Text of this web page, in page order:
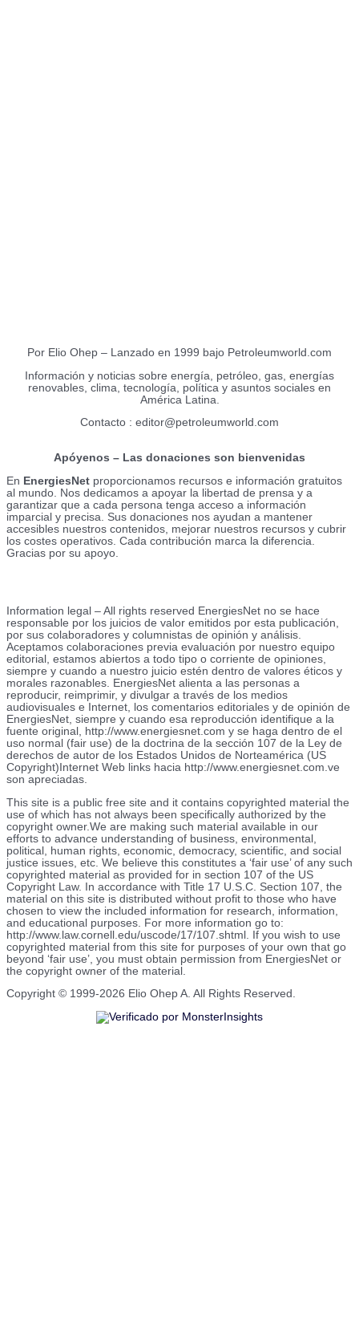
Por Elio Ohep – Lanzado en 1999 bajo Petroleumworld.com
Información y noticias sobre energía, petróleo, gas, energías
renovables, clima, tecnología, política y asuntos sociales en
América Latina.
Contacto : editor@petroleumworld.com
Apóyenos – Las donaciones son bienvenidas
En EnergiesNet proporcionamos recursos e información gratuitos
al mundo. Nos dedicamos a apoyar la libertad de prensa y a
garantizar que a cada persona tenga acceso a información
imparcial y precisa. Sus donaciones nos ayudan a mantener
accesibles nuestros contenidos, mejorar nuestros recursos y cubrir
los costes operativos. Cada contribución marca la diferencia.
Gracias por su apoyo.
Information legal – All rights reserved EnergiesNet no se hace
responsable por los juicios de valor emitidos por esta publicación,
por sus colaboradores y columnistas de opinión y análisis.
Aceptamos colaboraciones previa evaluación por nuestro equipo
editorial, estamos abiertos a todo tipo o corriente de opiniones,
siempre y cuando a nuestro juicio estén dentro de valores éticos y
morales razonables. EnergiesNet alienta a las personas a
reproducir, reimprimir, y divulgar a través de los medios
audiovisuales e Internet, los comentarios editoriales y de opinión de
EnergiesNet, siempre y cuando esa reproducción identifique a la
fuente original, http://www.energiesnet.com y se haga dentro de el
uso normal (fair use) de la doctrina de la sección 107 de la Ley de
derechos de autor de los Estados Unidos de Norteamérica (US
Copyright)Internet Web links hacia http://www.energiesnet.com.ve
son apreciadas.
This site is a public free site and it contains copyrighted material the
use of which has not always been specifically authorized by the
copyright owner.We are making such material available in our
efforts to advance understanding of business, environmental,
political, human rights, economic, democracy, scientific, and social
justice issues, etc. We believe this constitutes a ‘fair use’ of any such
copyrighted material as provided for in section 107 of the US
Copyright Law. In accordance with Title 17 U.S.C. Section 107, the
material on this site is distributed without profit to those who have
chosen to view the included information for research, information,
and educational purposes. For more information go to:
http://www.law.cornell.edu/uscode/17/107.shtml. If you wish to use
copyrighted material from this site for purposes of your own that go
beyond ‘fair use’, you must obtain permission from EnergiesNet or
the copyright owner of the material.
Copyright © 1999-2026 Elio Ohep A. All Rights Reserved.